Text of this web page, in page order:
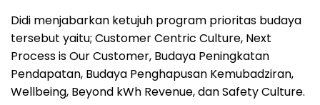
Didi menjabarkan ketujuh program prioritas budaya
tersebut yaitu; Customer Centric Culture, Next
Process is Our Customer, Budaya Peningkatan
Pendapatan, Budaya Penghapusan Kemubadziran,
Wellbeing, Beyond kWh Revenue, dan Safety Culture.